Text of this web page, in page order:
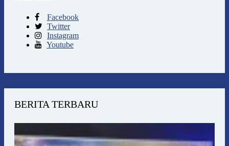
Facebook
Twitter
Instagram
Youtube
BERITA TERBARU